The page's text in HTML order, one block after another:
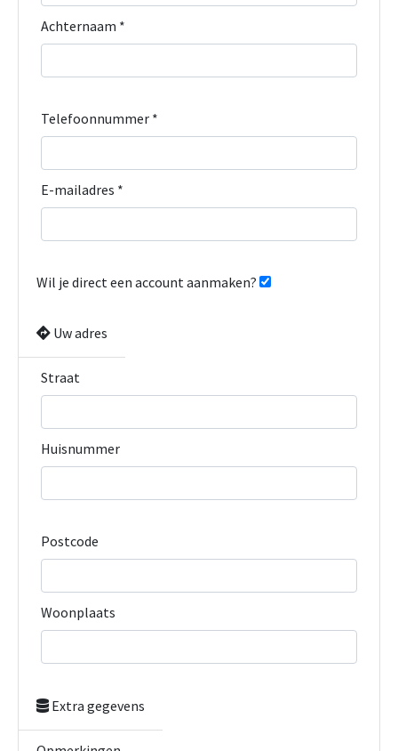
Achternaam *
Telefoonnummer *
E-mailadres *
Wil je direct een account aanmaken?
Uw adres
Straat
Huisnummer
Postcode
Woonplaats
Extra gegevens